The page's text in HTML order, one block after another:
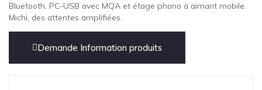
Bluetooth, PC-USB avec MQA et étage phono à aimant mobile.
Michi, des attentes amplifiées.
Demande Information produits